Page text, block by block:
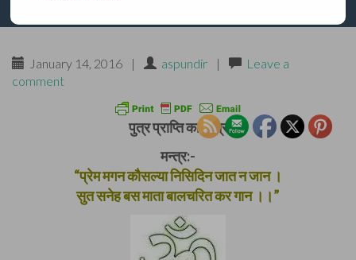
January 14, 2016 | aspundir |
Leave a
comment
पुत्र प्राप्ति का मन्त्र
मन्त्र:-
“प्रेम मगन कौसल्या निसिदिन जात न जान ।
सुत सनेह बस माता बालचरित कर गान ।।”